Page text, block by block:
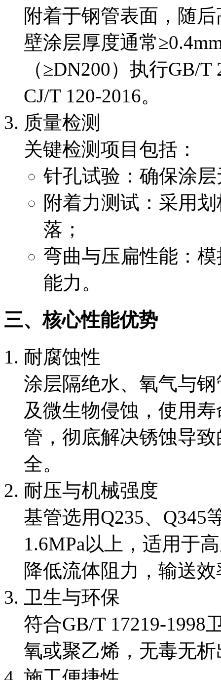
附着于钢管表面，随
壁涂层厚度通常
（≥DN200）执行GB/
CJ/T 120-2016。
质量检测
关键检测项目包括：
针孔试验：确保涂
附着力测试：采用
落；
弯曲与压扁性能：
能力。
三、核心性能优势
耐腐蚀性
涂层隔绝水、氧气与
及微生物侵蚀，使用
管，彻底解决锈蚀导
全。
耐压与机械强度
基管选用Q235、Q345
1.6MPa以上，适用于
降低流体阻力，输送
卫生与环保
符合GB/T 17219-1998
氧或聚乙烯，无毒无